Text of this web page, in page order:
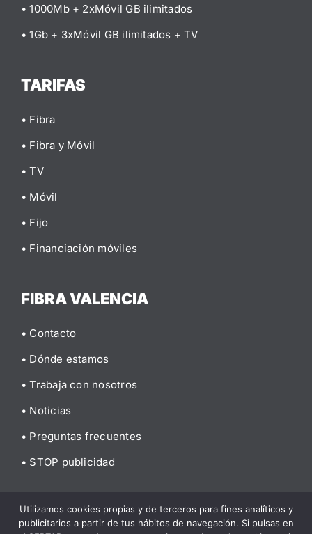
• 1000Mb + 2xMóvil GB ilimitados
• 1Gb + 3xMóvil GB ilimitados + TV
TARIFAS
• Fibra
• Fibra y Móvil
• TV
• Móvil
• Fijo
• Financiación móviles
FIBRA VALENCIA
• Contacto
• Dónde estamos
• Trabaja con nosotros
• Noticias
• Preguntas frecuentes
• STOP publicidad
Utilizamos cookies propias y de terceros para fines analíticos y
publicitarios a partir de tus hábitos de navegación. Si pulsas en